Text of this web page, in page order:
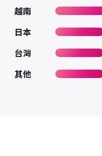
越南
日本
台灣
其他